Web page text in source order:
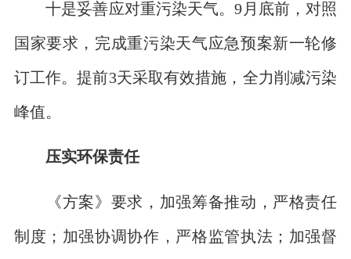
十是妥善应对重污染天气。9月底前，对照
国家要求，完成重污染天气应急预案新一轮修
订工作。提前3天采取有效措施，全力削减污染
峰值。
压实环保责任
《方案》要求，加强筹备推动，严格责任
制度；加强协调协作，严格监管执法；加强督